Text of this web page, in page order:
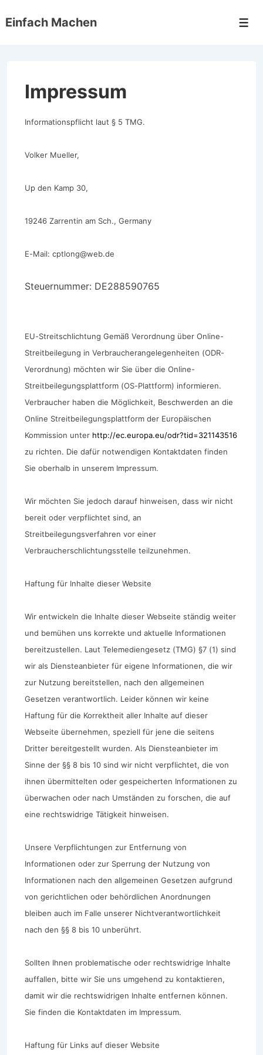
Zum
Einfach Machen
Impressum
Informationspflicht laut § 5 TMG.
Volker Mueller,
Up den Kamp 30,
19246 Zarrentin am Sch., Germany
E-Mail: cptlong@web.de
Steuernummer: DE288590765
EU-Streitschlichtung Gemäß Verordnung über Online-
Streitbeilegung in Verbraucherangelegenheiten (ODR-
Verordnung) möchten wir Sie über die Online-
Streitbeilegungsplattform (OS-Plattform) informieren.
Verbraucher haben die Möglichkeit, Beschwerden an die
Online Streitbeilegungsplattform der Europäischen
Kommission unter http://ec.europa.eu/odr?tid=321143516
zu richten. Die dafür notwendigen Kontaktdaten finden
Sie oberhalb in unserem Impressum.
Wir möchten Sie jedoch darauf hinweisen, dass wir nicht
bereit oder verpflichtet sind, an
Streitbeilegungsverfahren vor einer
Verbraucherschlichtungsstelle teilzunehmen.
Haftung für Inhalte dieser Website
Wir entwickeln die Inhalte dieser Webseite ständig weiter
und bemühen uns korrekte und aktuelle Informationen
bereitzustellen. Laut Telemediengesetz (TMG) §7 (1) sind
wir als Diensteanbieter für eigene Informationen, die wir
zur Nutzung bereitstellen, nach den allgemeinen
Gesetzen verantwortlich. Leider können wir keine
Haftung für die Korrektheit aller Inhalte auf dieser
Webseite übernehmen, speziell für jene die seitens
Dritter bereitgestellt wurden. Als Diensteanbieter im
Sinne der §§ 8 bis 10 sind wir nicht verpflichtet, die von
ihnen übermittelten oder gespeicherten Informationen zu
überwachen oder nach Umständen zu forschen, die auf
eine rechtswidrige Tätigkeit hinweisen.
Unsere Verpflichtungen zur Entfernung von
Informationen oder zur Sperrung der Nutzung von
Informationen nach den allgemeinen Gesetzen aufgrund
von gerichtlichen oder behördlichen Anordnungen
bleiben auch im Falle unserer Nichtverantwortlichkeit
nach den §§ 8 bis 10 unberührt.
Sollten Ihnen problematische oder rechtswidrige Inhalte
auffallen, bitte wir Sie uns umgehend zu kontaktieren,
damit wir die rechtswidrigen Inhalte entfernen können.
Sie finden die Kontaktdaten im Impressum.
Haftung für Links auf dieser Website